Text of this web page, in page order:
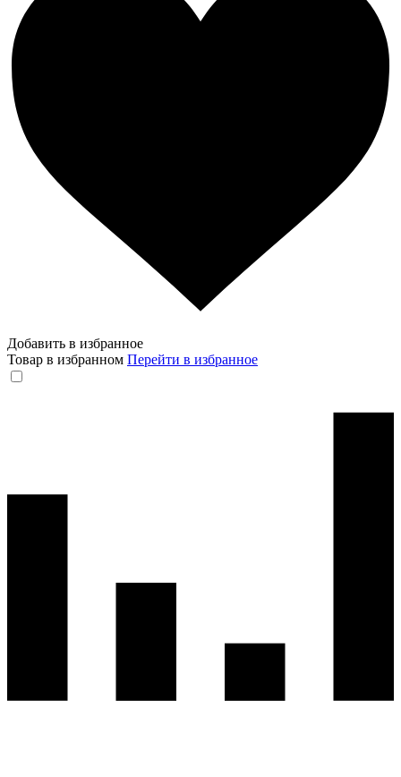
Добавить в избранное
Товар в избранном Перейти в избранное